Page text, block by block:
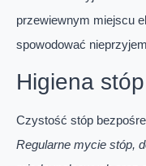
przewiewnym miejscu
spowodować
Higiena
Czystość stóp
Regularne mycie stóp,